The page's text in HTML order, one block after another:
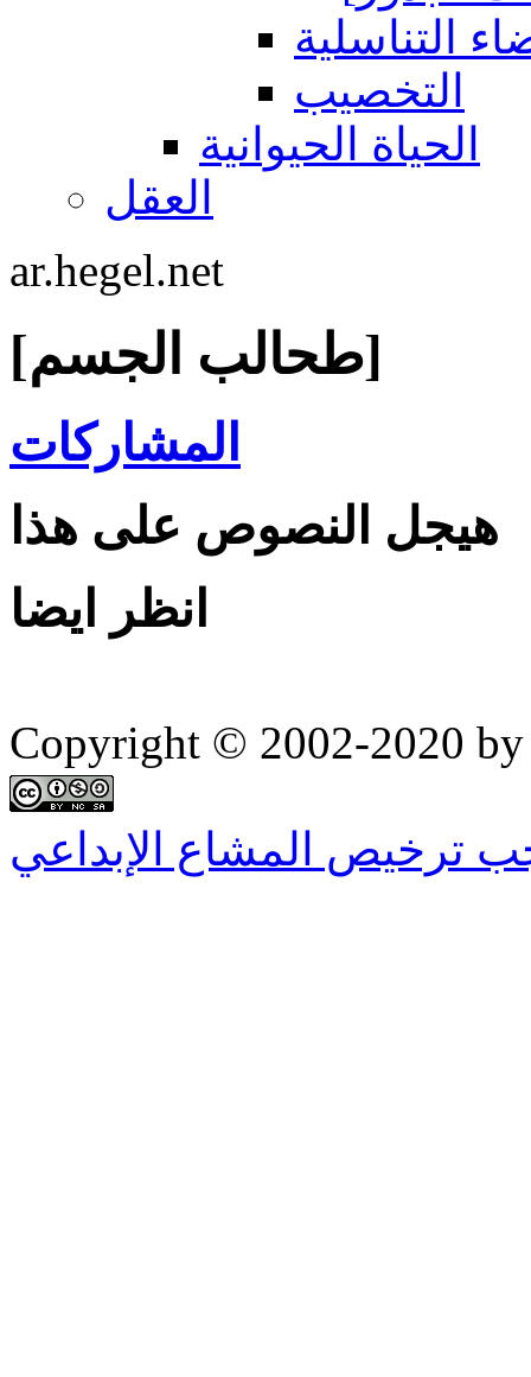
التناسلية
التخصيب
الحياة الحيوانية
العقل
ar.hegel.net
[طحالب الجسم]
المشاركات
هيجل النصوص على هذا
انظر ايضا
Copyright © 2002-2020 by